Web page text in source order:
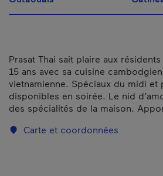
Prasat Thai sait plaire aux
15 ans avec sa cuisine
vietnamienne. Spéciaux du midi et
disponibles en soirée. Le nid
des spécialités de la maison.
Carte et coordonnées